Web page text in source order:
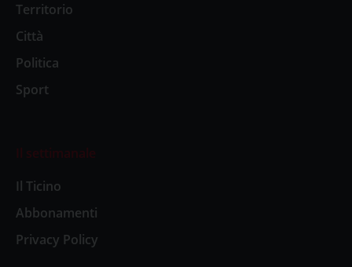
Territorio
Città
Politica
Sport
Il settimanale
Il Ticino
Abbonamenti
Privacy Policy